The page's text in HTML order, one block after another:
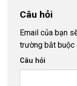
Câu hỏi
Email của bạn
trường bắt buộc
Câu hỏi